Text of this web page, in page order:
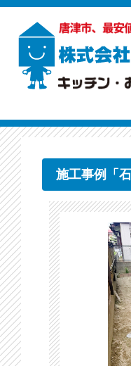
施工事例「